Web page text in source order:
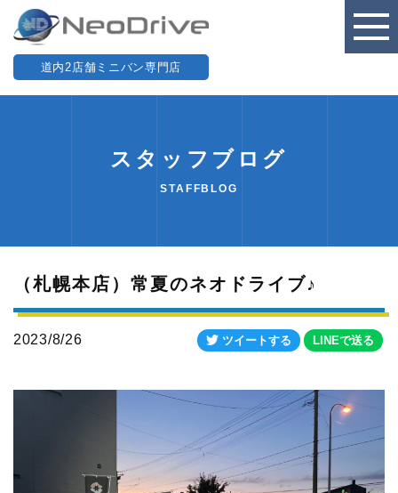
道内2店舗ミニバン専門店
スタッフブログ
STAFFBLOG
（札幌本店）常夏のネオドライブ♪
2023/8/26 ツイートする LINEで送る